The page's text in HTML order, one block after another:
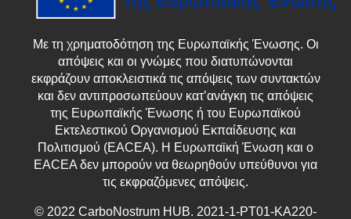
Με τη χρηματοδότηση της Ευρωπαϊκής Ένωσης. Οι
απόψεις και οι γνώμες που διατυπώνονται
εκφράζουν αποκλειστικά τις απόψεις των συντακτών
και δεν αντιπροσωπεύουν κατ’ανάγκη τις απόψεις
της Ευρωπαϊκής Ένωσης ή του Ευρωπαϊκού
Εκτελεστικού Οργανισμού Εκπαίδευσης και
Πολιτισμού (EACEA). Η Ευρωπαϊκή Ένωση και ο
EACEA δεν μπορούν να θεωρηθούν υπεύθυνοι για
τις εκφραζόμενες απόψεις.
© 2022 CarboNostrum HUB. 2021-1-PT01-KA220-